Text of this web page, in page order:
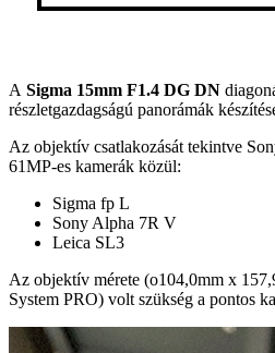
A Sigma 15mm F1.4 DG DN
részletgazdagságú panorámák
Az objektív csatlakozását tekintve
61MP-es kamerák közül:
Sigma fp L
Sony Alpha 7R V
Leica SL3
Az objektív mérete (o104,0mm x
System PRO) volt szükség a pontos